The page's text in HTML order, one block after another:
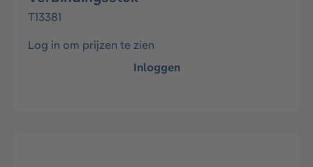
T13381
Log in om prijzen te zien
Inloggen